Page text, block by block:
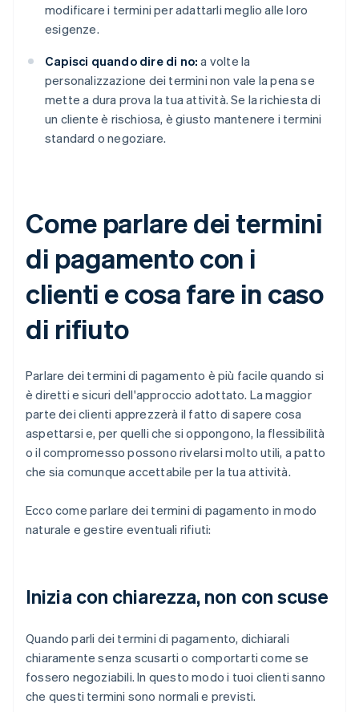
modificare i termini per adattarli meglio alle loro
esigenze.
Capisci quando dire di no: a volte la
personalizzazione dei termini non vale la pena se
mette a dura prova la tua attività. Se la richiesta di
un cliente è rischiosa, è giusto mantenere i termini
standard o negoziare.
Come parlare dei termini
di pagamento con i
clienti e cosa fare in caso
di rifiuto
Parlare dei termini di pagamento è più facile quando si
è diretti e sicuri dell'approccio adottato. La maggior
parte dei clienti apprezzerà il fatto di sapere cosa
aspettarsi e, per quelli che si oppongono, la flessibilità
o il compromesso possono rivelarsi molto utili, a patto
che sia comunque accettabile per la tua attività.
Ecco come parlare dei termini di pagamento in modo
naturale e gestire eventuali rifiuti:
Inizia con chiarezza, non con scuse
Quando parli dei termini di pagamento, dichiarali
chiaramente senza scusarti o comportarti come se
fossero negoziabili. In questo modo i tuoi clienti sanno
che questi termini sono normali e previsti.